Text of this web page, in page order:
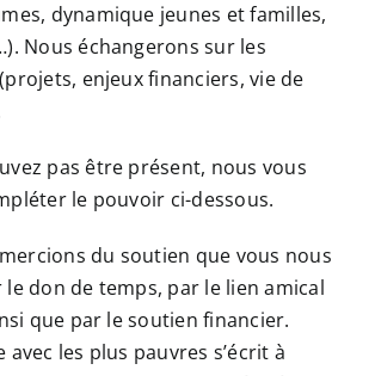
dynamique jeunes et familles,
Nous échangerons sur les
enjeux financiers, vie de
pas être présent, nous vous
le pouvoir ci-dessous.
du soutien que vous nous
don de temps, par le lien amical
que par le soutien financier.
les plus pauvres s’écrit à